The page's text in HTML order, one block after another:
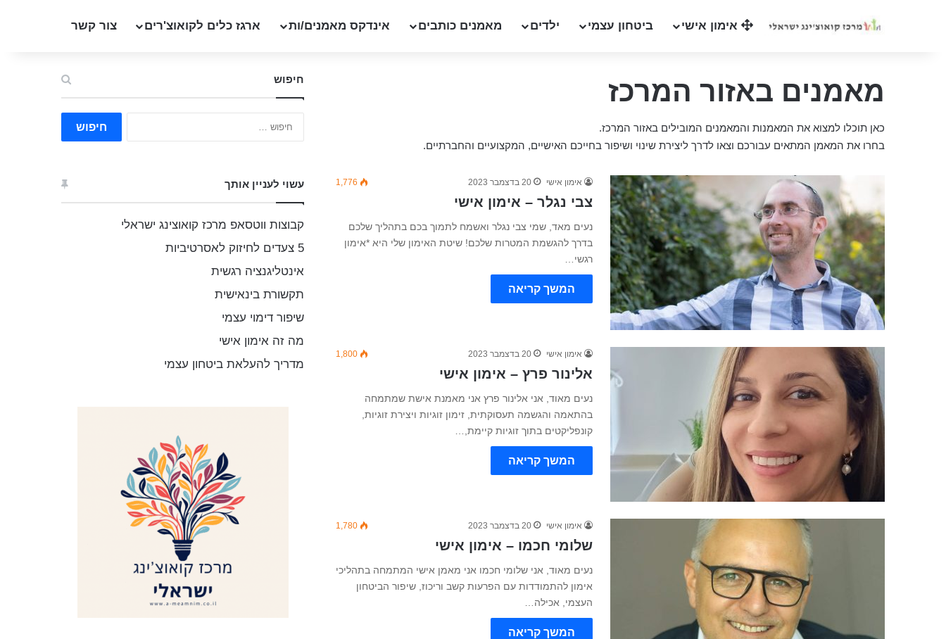
אימון אישי ביטחון עצמי ילדים מאמנים כותבים אינדקס מאמנים/ות ארגז כלים לקואוצ'רים צור קשר
מאמנים באזור המרכז
כאן תוכלו למצוא את המאמנות והמאמנים המובילים באזור המרכז.
בחרו את המאמן המתאים עבורכם וצאו לדרך ליצירת שינוי ושיפור בחייכם האישיים, המקצועיים והחברתיים.
אימון אישי 20 בדצמבר 2023 1,776
צבי נגלר – אימון אישי
נעים מאד, שמי צבי נגלר ואשמח לתמוך בכם בתהליך שלכם
בדרך להגשמת המטרות שלכם! שיטת האימון שלי היא *אימון
רגשי…
המשך קריאה
אימון אישי 20 בדצמבר 2023 1,800
אלינור פרץ – אימון אישי
נעים מאוד, אני אלינור פרץ אני מאמנת אישת שמתמחה
בהתאמה והגשמה תעסוקתית, זימון זוגיות ויצירת זוגיות,
קונפליקטים בתוך זוגיות קיימת,…
המשך קריאה
אימון אישי 20 בדצמבר 2023 1,780
שלומי חכמו – אימון אישי
נעים מאוד, אני שלומי חכמו אני מאמן אישי המתמחה בתהליכי
אימון להתמודדות עם הפרעות קשב וריכוז, שיפור הביטחון
העצמי, אכילה…
המשך קריאה
חיפוש
עשוי לעניין אותך
קבוצות ווטסאפ מרכז קואוצינג ישראלי
5 צעדים לחיזוק לאסרטיביות
אינטליגנציה רגשית
תקשורת בינאישית
שיפור דימוי עצמי
מה זה אימון אישי
מדריך להעלאת ביטחון עצמי